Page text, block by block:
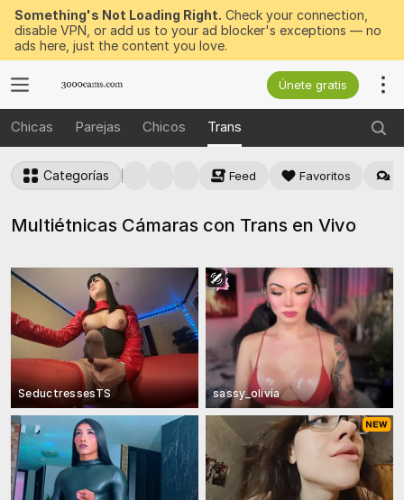
Something's Not Loading Right. Check your connection,
disable VPN, or add us to your ad blocker's exceptions — no
ads here, just the content you love.
Únete gratis
Chicas Parejas Chicos Trans
Categorías Feed Favoritos
Multiétnicas Cámaras con Trans en Vivo
SeductressesTS sassy_olivia